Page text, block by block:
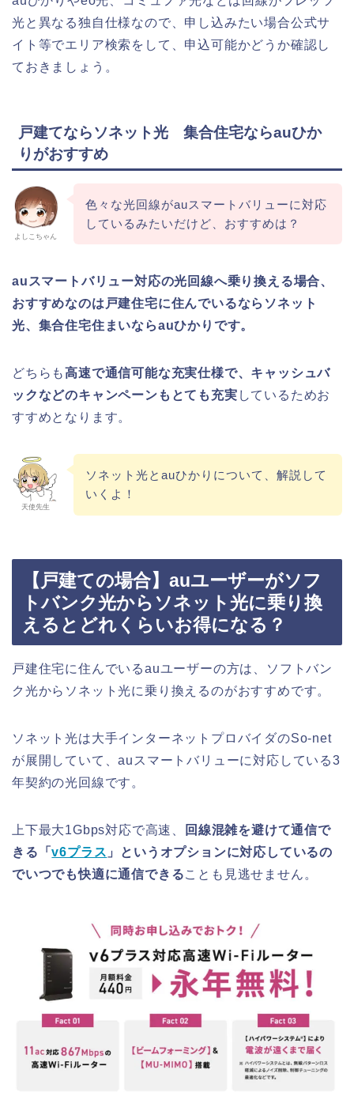
光と異なる独自仕様なので、申し込みたい場合公式サ
イト等でエリア検索をして、申込可能かどうか確認し
ておきましょう。
戸建てならソネット光 集合住宅ならauひか
りがおすすめ
よしこちゃん
色々な光回線がauスマートバリューに対応
しているみたいだけど、おすすめは？
auスマートバリュー対応の光回線へ乗り換える場合、
おすすめなのは戸建住宅に住んでいるならソネット
光、集合住宅住まいならauひかりです。
どちらも高速で通信可能な充実仕様で、キャッシュバ
ックなどのキャンペーンもとても充実 しているためお
すすめとなります。
天使先生
ソネット光とauひかりについて、解説して
いくよ！
【戸建ての場合】auユーザーがソフ
トバンク光からソネット光に乗り換
えるとどれくらいお得になる？
戸建住宅に住んでいるauユーザーの方は、ソフトバン
ク光からソネット光に乗り換えるのがおすすめです。
ソネット光は大手インターネットプロバイダのSo-net
が展開していて、auスマートバリューに対応している3
年契約の光回線です。
上下最大1Gbps対応で高速、
回線混雑を避けて通信で
きる「v6プラス 」というオプションに対応しているの
でいつでも快適に通信できることも見逃せません。